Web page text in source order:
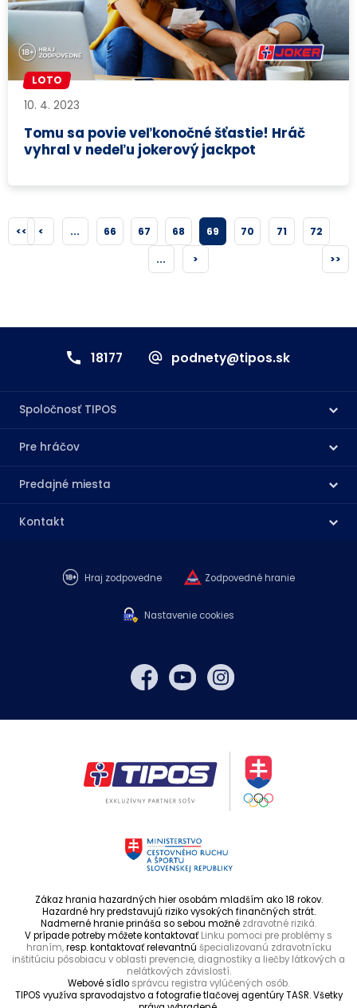
LOTO
10. 4. 2023
Tomu sa povie veľkonočné šťastie! Hráč
vyhral v nedeľu jokerový jackpot
<< < ... 66 67 68 69 70 71 72
... > >>
18177 podnety@tipos.sk
Spoločnosť TIPOS
Pre hráčov
Predajné miesta
Kontakt
Hraj zodpovedne Zodpovedné hranie
Nastavenie cookies
Zákaz hrania hazardných hier osobám mladším ako 18 rokov.
Hazardné hry predstavujú riziko vysokých finančných strát.
Nadmerné hranie prináša so sebou možné zdravotné riziká.
V prípade potreby môžete kontaktovaťLinku pomoci pre problémy s
hraním,resp. kontaktovať relevantnú špecializovanú zdravotnícku
inštitúciu pôsobiacu v oblasti prevencie, diagnostiky a liečby látkových a
nelátkových závislostí.
Webové sídlo správcu registra vylúčených osôb.
TIPOS využíva spravodajstvo a fotografie tlačovej agentúry TASR. Všetky